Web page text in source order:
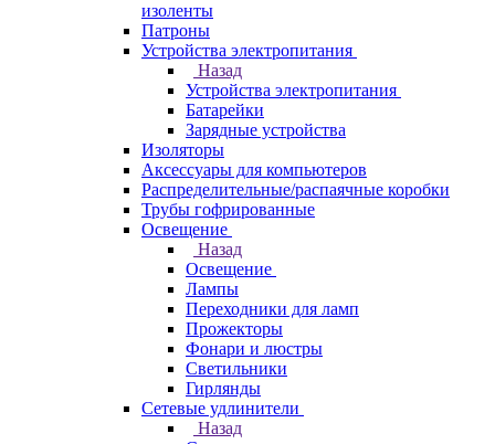
изоленты
Патроны
Устройства электропитания
Назад
Устройства электропитания
Батарейки
Зарядные устройства
Изоляторы
Аксессуары для компьютеров
Распределительные/распаячные коробки
Трубы гофрированные
Освещение
Назад
Освещение
Лампы
Переходники для ламп
Прожекторы
Фонари и люстры
Светильники
Гирлянды
Сетевые удлинители
Назад